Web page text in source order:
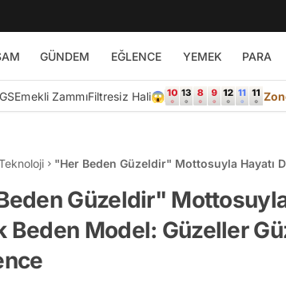
GÜNDEM EĞLENCE YEMEK PARA
Emekli ZammıFiltresiz Hali😱
"Her Beden Güzeldir" Mottosuyla Hayatı
Güzeldir"
Beden Model: Güzeller